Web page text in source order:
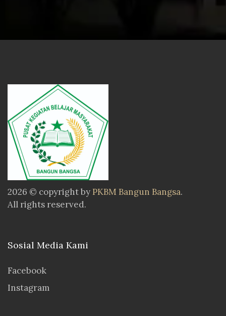
2026 © copyright by PKBM Bangun Bangsa.
All rights reserved.
Sosial Media Kami
Facebook
Instagram